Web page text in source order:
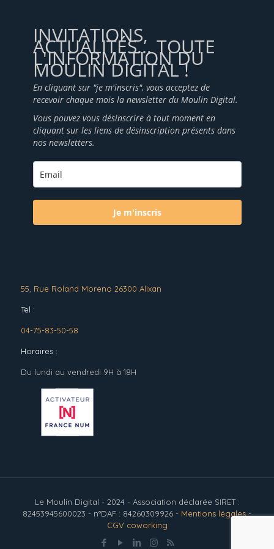
INVITATIONS,
ACTUALITÉS... TOUTE
L'INFORMATION DU
MOULIN DIGITAL !
En cliquant sur "je m'inscris", vous acceptez de
recevoir chaque mois la newsletter du Moulin Digital.
Vous pouvez vous désinscrire à tout moment en
cliquant sur les liens de désinscription présents dans
nos newsletters.
Je m'inscris
55, Rue Roland Moreno 26300 Alixan
Tel :
04-75-83-50-58
Horaires :
Du lundi au vendredi 9H à 18H
Le Moulin Digital - 2024 - Association déclarée SIRET :
82453945600023 - n°DAF : 84260309926 - Mentions légales-
CGV coworking